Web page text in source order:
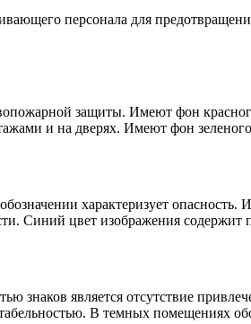
персонала для
защиты. Имеют фон
и на дверях. Имеют фон
характеризует опасность.
Синий цвет изображения содержит
знаков является отсутствие
В темных помещениях